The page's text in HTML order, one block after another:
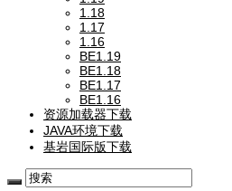
1.18
1.17
1.16
BE1.19
BE1.18
BE1.17
BE1.16
资源加载器下载
JAVA环境下载
基岩国际版下载